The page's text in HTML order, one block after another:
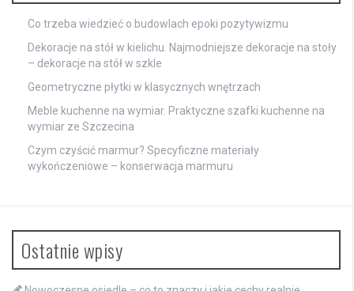
Co trzeba wiedzieć o budowlach epoki pozytywizmu
Dekoracje na stół w kielichu. Najmodniejsze dekoracje na stoły
– dekoracje na stół w szkle
Geometryczne płytki w klasycznych wnętrzach
Meble kuchenne na wymiar. Praktyczne szafki kuchenne na
wymiar ze Szczecina
Czym czyścić marmur? Specyficzne materiały
wykończeniowe – konserwacja marmuru
Ostatnie wpisy